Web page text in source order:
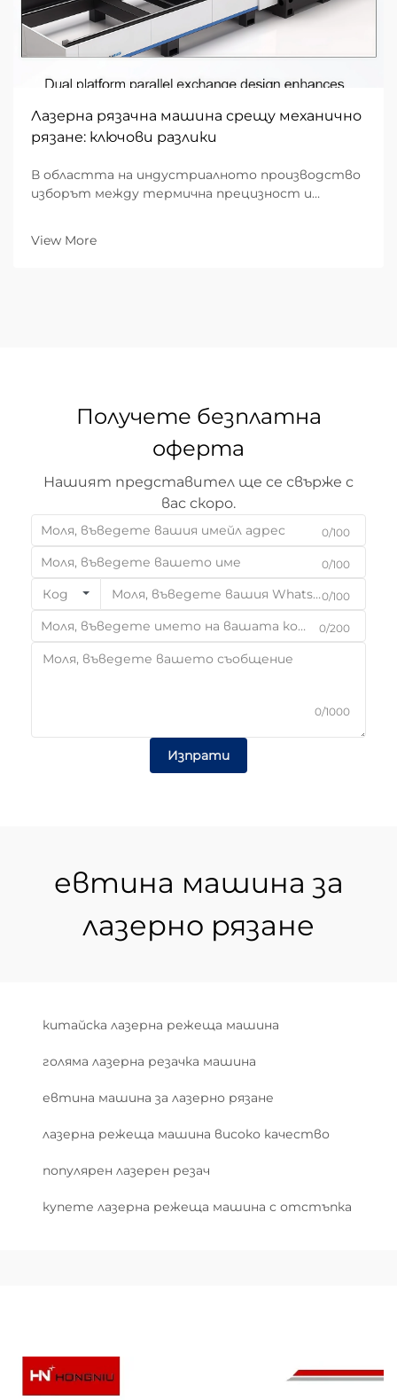
Лазерна рязачна машина срещу механично
рязане: ключови разлики
В областта на индустриалното производство
изборът между термична прецизност и
продължение на десетилетия механичното
View More
Получете безплатна
оферта
Нашият представител ще се свърже с
вас скоро.
0/100
0/100
Код 0/100
0/200
0/1000
Изпрати
евтина машина за
лазерно рязане
китайска лазерна режеща машина
голяма лазерна резачка машина
евтина машина за лазерно рязане
лазерна режеща машина високо качество
популярен лазерен резач
купете лазерна режеща машина с отстъпка